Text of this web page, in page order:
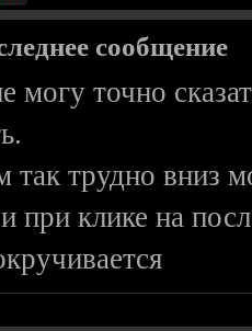
сообщение
могу точно
так трудно вниз
при клике на